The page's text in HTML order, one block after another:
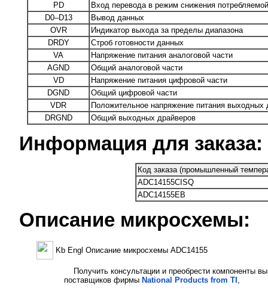
PD
Вход перевода в режим снижения
D0–D13
Вывод данных
OVR
Индикатор выхода за пределы диапазона
DRDY
Строб готовности данных
VA
Напряжение питания аналоговой части
AGND
Общий аналоговой части
VD
Напряжение питания цифровой части
DGND
Общий цифровой части
VDR
Положительное напряжение питания выходных
DRGND
Общий выходных драйверов
Информация для заказа:
Код заказа (промышленный
ADC14155CISQ
ADC14155EB
Описание микросхемы:
Kb Engl Описание микросхемы ADC14155
Получить консультации и преобрести компоненты
поставщиков фирмы National Products from TI